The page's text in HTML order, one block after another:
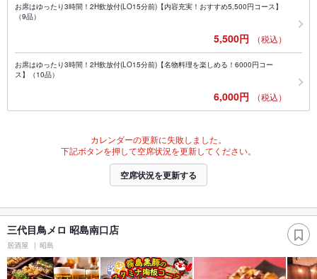
お席はゆったり3時間！2H飲放付(LO15分前)【内容充実！おすすめ5,500円コース】
（9品）
5,500円 （税込）
お席はゆったり3時間！2H飲放付(LO15分前)【名物料理を楽しめる！6000円コー
ス】（10品）
6,000円 （税込）
カレンダーの更新に失敗しました。
下記ボタンを押して空席状況を更新してください。
空席状況を更新する
三代目鳥メロ 昭島南口店
居酒屋 昭島